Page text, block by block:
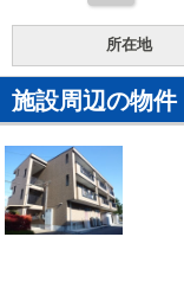
所在地
施設周辺の物件